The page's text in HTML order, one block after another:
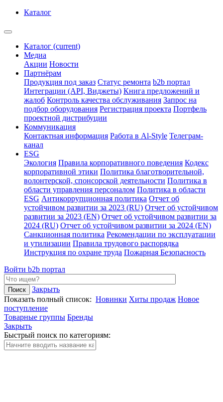
Каталог
Каталог (current)
Медиа
Акции Новости
Партнёрам
Продукция под заказ Статус ремонта b2b портал
Интеграции (API, Виджеты) Книга предложений и
жалоб Контроль качества обслуживания Запрос на
подбор оборудования Регистрация проекта Портфель
проектной дистрибуции
Коммуникация
Контактная информация Работа в Al-Style Телеграм-
канал
ESG
Экология Правила корпоративного поведения Кодекс
корпоративной этики Политика благотворительной,
волонтерской, спонсорской деятельности Политика в
области управления персоналом Политика в области
ESG Антикоррупционная политика Отчет об
устойчивом развитии за 2023 (RU) Отчет об устойчивом
развитии за 2023 (EN) Отчет об устойчивом развитии за
2024 (RU) Отчет об устойчивом развитии за 2024 (EN)
Санкционная политика Рекомендации по эксплуатации
и утилизации Правила трудового распорядка
Инструкция по охране труда Пожарная Безопасность
Войти b2b портал
Закрыть
Показать полный список: Новинки Хиты продаж Новое
поступление
Товарные группы Бренды
Закрыть
Быстрый поиск по категориям: